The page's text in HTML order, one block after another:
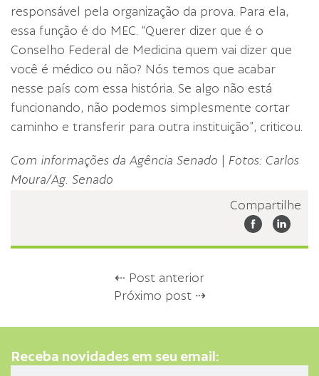
responsável pela organização da prova. Para ela,
essa função é do MEC. “Querer dizer que é o
Conselho Federal de Medicina quem vai dizer que
você é médico ou não? Nós temos que acabar
nesse país com essa história. Se algo não está
funcionando, não podemos simplesmente cortar
caminho e transferir para outra instituição”, criticou.
Com informações da Agência Senado
Fotos: Carlos
Moura/Ag. Senado
Compartilhe
⇠ Post anterior
Próximo post ⇢
Receba novidades em seu email: